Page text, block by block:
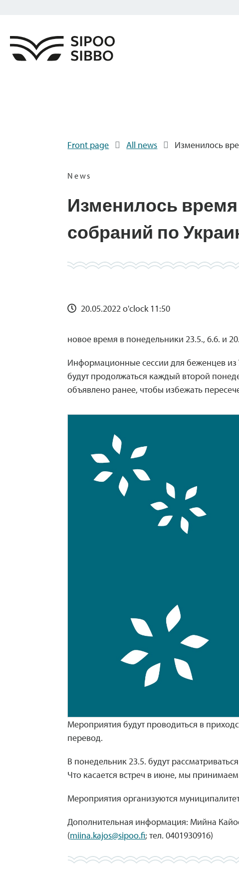
Front page All news Изменилось
News
Изменилось
собраний по
20.05.2022 o'clock 11:50
новое время в понедельники 23.5., 6.6. и
Информационные сессии для беженцев из
будут продолжаться каждый второй
объявлено ранее, чтобы избежать
Мероприятия будут проводиться в
перевод.
В понедельник 23.5. будут
Что касается встреч в июне, мы
Мероприятия организуются
Дополнительная информация: Мийна
(miina.kajos@sipoo.fi; тел. 0401930916)